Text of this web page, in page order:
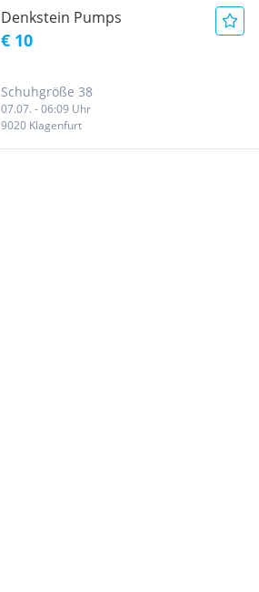
Denkstein Pumps
€ 10
Schuhgröße 38
07.07. - 06:09 Uhr
9020 Klagenfurt